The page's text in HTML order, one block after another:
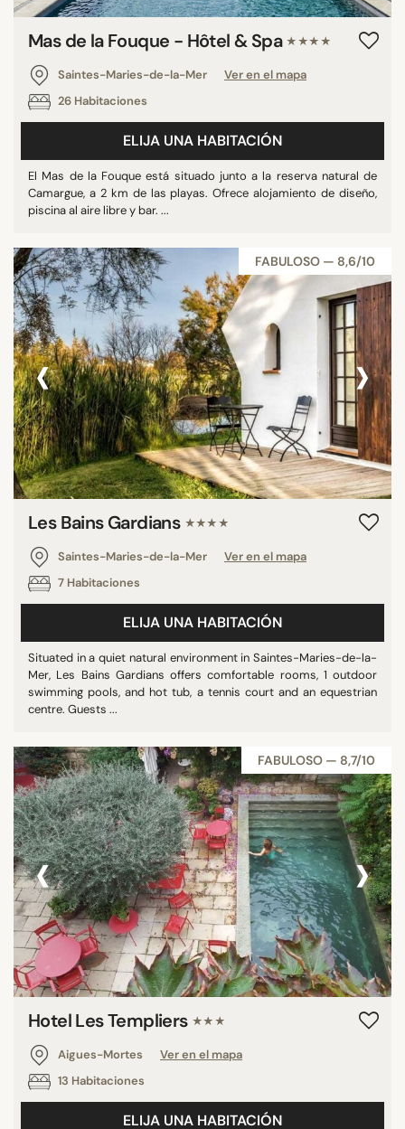
Mas de la Fouque - Hôtel & Spa ★★★★
Saintes-Maries-de-la-Mer
Ver en el mapa
26 Habitaciones
ELIJA UNA HABITACIÓN
El Mas de la Fouque está situado junto a la reserva natural de
Camargue, a 2 km de las playas. Ofrece alojamiento de diseño,
piscina al aire libre y bar. ...
FABULOSO — 8,6/10
‹ ›
Les Bains Gardians ★★★★
Saintes-Maries-de-la-Mer
Ver en el mapa
7 Habitaciones
ELIJA UNA HABITACIÓN
Situated in a quiet natural environment in Saintes-Maries-de-la-
Mer, Les Bains Gardians offers comfortable rooms, 1 outdoor
swimming pools, and hot tub, a tennis court and an equestrian
centre. Guests ...
FABULOSO — 8,7/10
‹ ›
Hotel Les Templiers ★★★
Aigues-Mortes
Ver en el mapa
13 Habitaciones
ELIJA UNA HABITACIÓN